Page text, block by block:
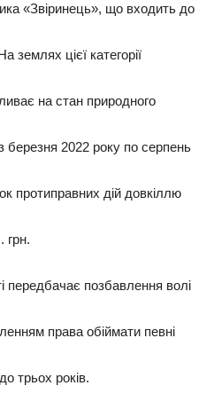
«Звіринець», що входить до
землях цієї категорії
на стан природного
березня 2022 року по серпень
протиправних дій довкіллю
грн.
передбачає позбавлення волі
права обіймати певні
трьох років.